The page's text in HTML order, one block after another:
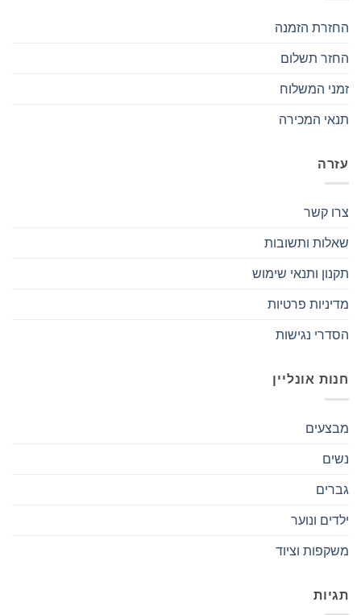
החזרת הזמנה
החזר תשלום
זמני המשלוח
תנאי המכירה
עזרה
צרו קשר
שאלות ותשובות
תקנון ותנאי שימוש
מדיניות פרטיות
הסדרי נגישות
חנות אונליין
מבצעים
נשים
גברים
ילדים ונוער
משקפות וציוד
תגיות